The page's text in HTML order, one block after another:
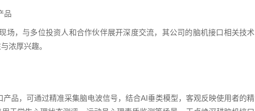
品
场，与多位投资人和合作伙伴展开深度交流，其公司的脑机接口相关技术
浓厚兴趣。
品，可通过精准采集脑电波信号，结合AI垂类模型，客观反映使用者的精